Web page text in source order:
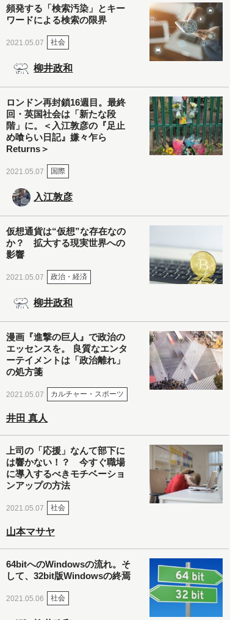
頻発する「検索汚染」とキー
ワードによる検索の限界
2021.05.07 社会
柳井政和
ロンドン再封鎖16週目。最終
回・英国社会は「新たな段
階」に。＜入江敦彦の『足止
め喰らい日記』嫌々乍ら
Returns＞
2021.05.07 国際
入江敦彦
仮想通貨は“仮想”な存在なの
か？ 拡大する現実世界への
影響
2021.05.07 政治・経済
柳井政和
漫画『進撃の巨人』で政治の
エッセンスを。 良質なエンタ
ーテイメントは「政治離れ」
の処方箋
2021.05.07 カルチャー・スポーツ
井田 真人
上司の「応援」なんて部下に
は響かない！？ 今すぐ職場
に導入するべきモチベーショ
ンアップの方法
2021.05.07 社会
山本マサヤ
64bitへのWindowsの流れ。そ
して、32bit版Windowsの終焉
2021.05.06 社会